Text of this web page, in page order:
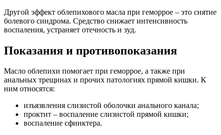
Другой эффект облепихового масла при геморрое – это снятие
болевого синдрома. Средство снижает интенсивность
воспаления, устраняет отечность и зуд.
Показания и противопоказания
Масло облепихи помогает при геморрое, а также при
анальных трещинах и прочих патологиях прямой кишки. К
ним относятся:
изъязвления слизистой оболочки анального канала;
проктит – воспаление слизистой прямой кишки;
воспаление сфинктера.